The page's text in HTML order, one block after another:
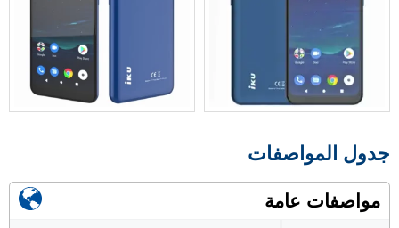
جدول المواصفات
مواصفات عامة